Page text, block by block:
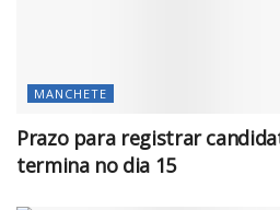
MANCHETE
Prazo para registrar
termina no dia 15